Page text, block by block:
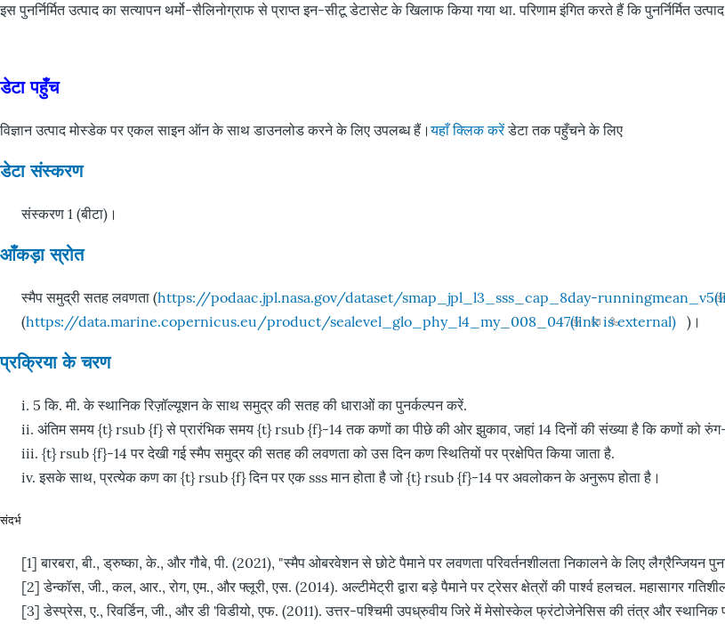
इस पुनर्निर्मित उत्पाद का सत्यापन थर्मो-सैलिनोग्राफ से प्राप्त इन-सीटू डेटासेट के खिलाफ किया गया था. परिणाम इंगित करते हैं कि
डेटा पहुँच
विज्ञान उत्पाद मोस्डेक पर एकल साइन ऑन के साथ डाउनलोड करने के लिए उपलब्ध हैं।यहाँ क्लिक करेंडेटा तक पहुँचने के लिए
डेटा संस्करण
संस्करण 1 (बीटा)।
आँकड़ा स्रोत
स्मैप समुद्री सतह लवणता (https://podaac.jpl.nasa.gov/dataset/smap_jpl_l3_sss_cap_8day-runningmean_v5
(https://data.marine.copernicus.eu/product/sealevel_glo_phy_l4_my_008_047(link is external) )।
प्रक्रिया के चरण
i. 5 कि. मी. के स्थानिक रिज़ॉल्यूशन के साथ समुद्र की सतह की धाराओं का पुनर्कल्पन करें.
ii. अंतिम समय {t} rsub {f} से प्रारंभिक समय {t} rsub {f}-14 तक कणों का पीछे की ओर झुकाव, जहां 14 दिनों की संख्या है कि कणों को रुंग-
iii. {t} rsub {f}-14 पर देखी गई स्मैप समुद्र की सतह की लवणता को उस दिन कण स्थितियों पर प्रक्षेपित किया जाता है.
iv. इसके साथ, प्रत्येक कण का {t} rsub {f} दिन पर एक sss मान होता है जो {t} rsub {f}-14 पर अवलोकन के अनुरूप होता है।
संदर्भ
[1] बारबरा, बी., ड्रुष्का, के., और गौबे, पी. (2021), "स्मैप ओबरवेशन से छोटे पैमाने पर लवणता परिवर्तनशीलता निकालने के लिए लैग्रैन्जियन
[2] डेन्कॉस, जी., कल, आर., रोग, एम., और फ्लूरी, एस. (2014). अल्टीमेट्री द्वारा बड़े पैमाने पर ट्रेसर क्षेत्रों की पार्श्व हलचल. महासागर
[3] डेस्प्रेस, ए., रिवर्डिन, जी., और डी 'विडीयो, एफ. (2011). उत्तर-पश्चिमी उपध्रुवीय जिरे में मेसोस्केल फ्रंटोजेनेसिस की तंत्र और स्थानिक